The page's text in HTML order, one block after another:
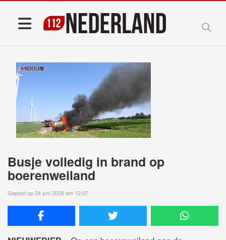
Busje volledig in brand op
boerenweiland
Gepost op 24 juni 2026 om 12:07